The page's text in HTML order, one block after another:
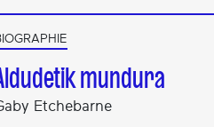
mundura
Etchebarne